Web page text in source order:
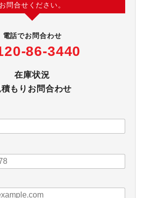
お問合せください。
電話でお問合わせ
86-3440
在庫状況
積もりお問合わせ